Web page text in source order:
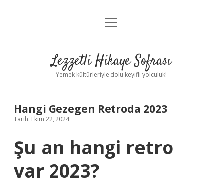
Anasayfa
Yasal Uyarı
menüyü
Lezzetli Hikaye Sofrası
Yemek kültürleriyle dolu keyifli yolculuk!
Hangi Gezegen Retroda 2023
Tarih: Ekim 22, 2024
Şu an hangi retro
var 2023?